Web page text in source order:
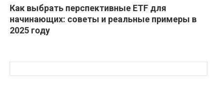
Как выбрать перспективные ETF для
начинающих: советы и реальные примеры в
2025 году